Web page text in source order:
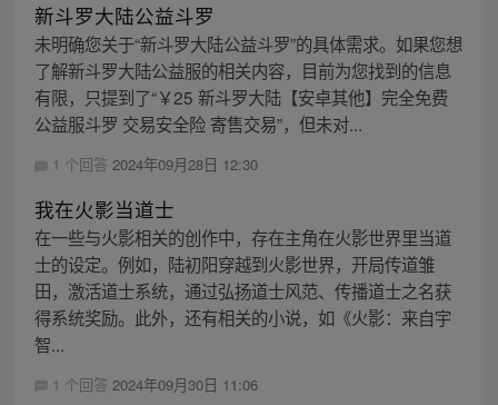
新斗罗大陆公益斗罗
未明确您关于“新斗罗大陆公益斗罗”的具体需求。如果您想
了解新斗罗大陆公益服的相关内容，目前为您找到的信息
有限，只提到了“￥25 新斗罗大陆【安卓其他】完全免费
公益服斗罗 交易安全险 寄售交易”，但未对...
1 个回答 2024年09月28日 12:30
我在火影当道士
在一些与火影相关的创作中，存在主角在火影世界里当道
士的设定。例如，陆初阳穿越到火影世界，开局传道雏
田，激活道士系统，通过弘扬道士风范、传播道士之名获
得系统奖励。此外，还有相关的小说，如《火影：来自宇
智...
1 个回答 2024年09月30日 11:06